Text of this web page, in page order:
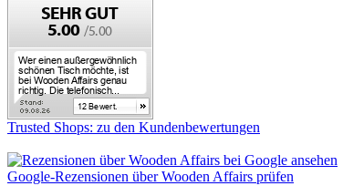
Trusted Shops: zu den Kundenbewertungen
Google-Rezensionen über Wooden Affairs prüfen